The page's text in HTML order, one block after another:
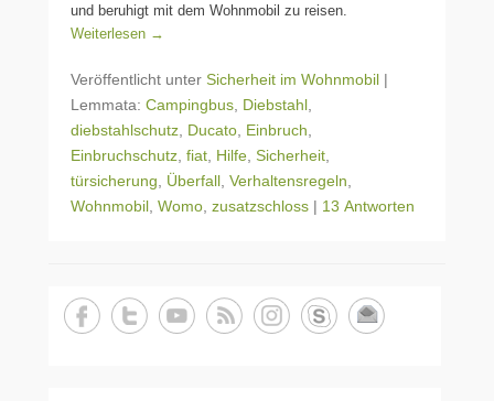
und beruhigt mit dem Wohnmobil zu reisen.
Weiterlesen →
Veröffentlicht unter Sicherheit im Wohnmobil |
Lemmata: Campingbus Diebstahl
diebstahlschutz Ducato Einbruch
Einbruchschutz fiat Hilfe Sicherheit
türsicherung
Überfall Verhaltensregeln
Wohnmobil Womo zusatzschloss | 13 Antworten